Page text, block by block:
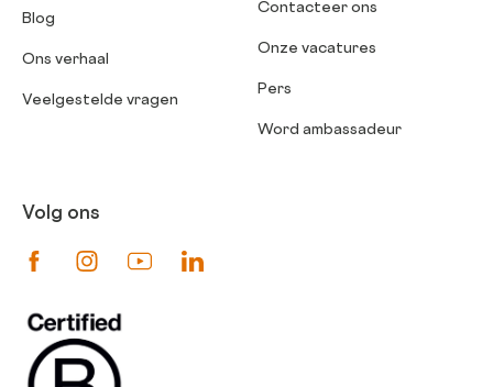
Blog
Ons verhaal
Veelgestelde vragen
Contacteer ons
Onze vacatures
Pers
Word ambassadeur
Volg ons
Suivez-nous sur Facebook
Suivez-nous sur Instagram
Suivez-nous sur Youtube